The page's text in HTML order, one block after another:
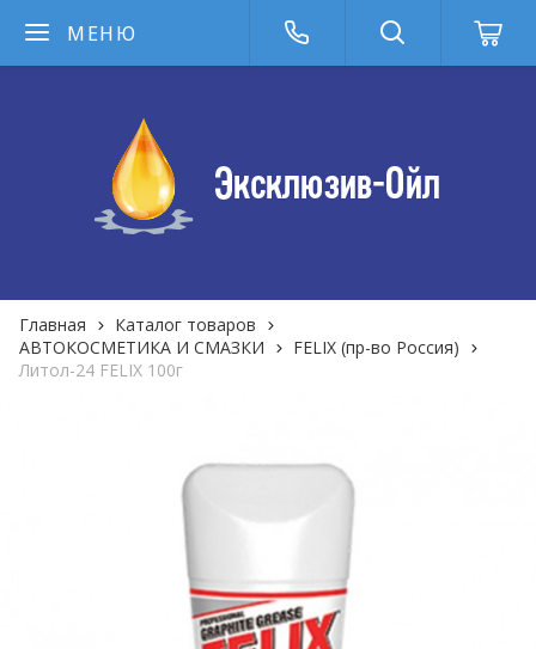
МЕНЮ
Главная
Каталог товаров
АВТОКОСМЕТИКА И СМАЗКИ
FELIX (пр-во Россия)
Литол-24 FELIX 100г